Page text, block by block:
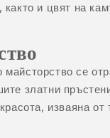
както и цвят на
се
златни
изваяна